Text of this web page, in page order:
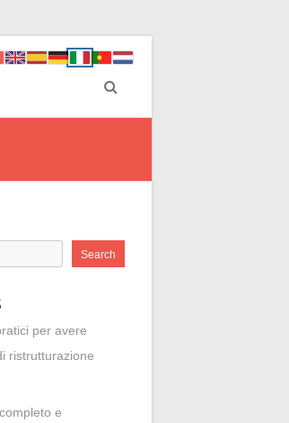
Search
per avere
ristrutturazione
e